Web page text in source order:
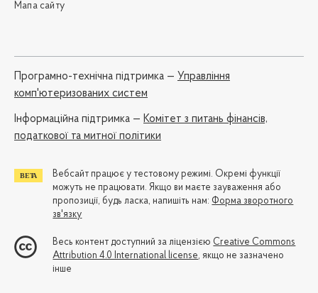
Мапа сайту
Програмно-технічна підтримка — Управління
комп'ютеризованих систем
Iнформаційна підтримка — Комітет з питань фінансів,
податкової та митної політики
Вебсайт працює у тестовому режимі. Окремі функції
можуть не працювати. Якщо ви маєте зауваження або
пропозиції, будь ласка, напишіть нам: Форма зворотного
зв'язку
Весь контент доступний за ліцензією Creative Commons
Attribution 4.0 International license, якщо не зазначено
інше